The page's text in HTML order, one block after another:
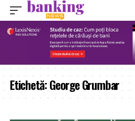
Etichetă:George Grumbar